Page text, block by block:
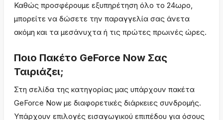
Καθώς προσφέρουμε εξυπηρέτηση όλο το 24ωρο,
μπορείτε να δώσετε την παραγγελία σας άνετα
ακόμη και τα μεσάνυχτα ή τις πρώτες πρωινές ώρες.
Ποιο Πακέτο GeForce Now Σας
Ταιριάζει;
Στη σελίδα της κατηγορίας μας υπάρχουν πακέτα
GeForce Now με διαφορετικές διάρκειες συνδρομής.
Υπάρχουν επιλογές εισαγωγικού επιπέδου για όσους